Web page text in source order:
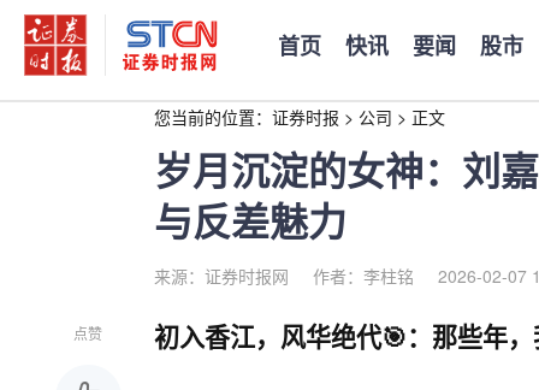
首页 快讯 要闻 股市
您当前的位置： 证券时报 > 公司 > 正文
岁月沉淀的女神：刘
与反差魅力
来源：证券时报网 作者：李柱铭 2026-02-07
点赞 初入香江，风华绝代🎯：那些年